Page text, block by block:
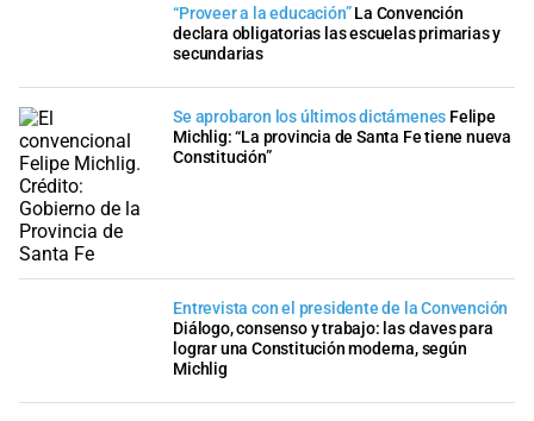
“Proveer a la educación” La Convención
declara obligatorias las escuelas primarias y
secundarias
Se aprobaron los últimos dictámenes Felipe
Michlig: “La provincia de Santa Fe tiene nueva
Constitución”
Entrevista con el presidente de la Convención
Diálogo, consenso y trabajo: las claves para
lograr una Constitución moderna, según
Michlig